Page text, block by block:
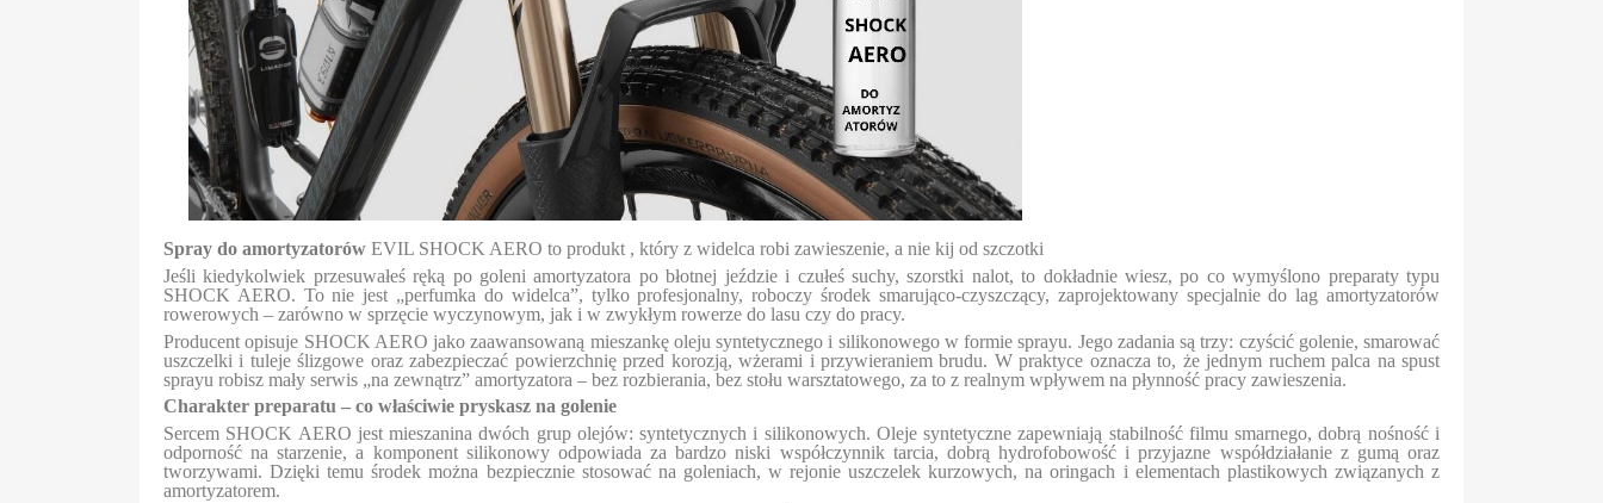
Spray do amortyzatorów EVIL SHOCK AERO to produkt , który z widelca robi zawieszenie, a nie kij od szczotki
Jeśli kiedykolwiek przesuwałeś ręką po goleni amortyzatora po błotnej jeździe i czułeś suchy, szorstki nalot, to dokładnie wiesz, po co wymyślono preparaty typu
SHOCK AERO. To nie jest „perfumka do widelca”, tylko profesjonalny, roboczy środek smarująco-czyszczący, zaprojektowany specjalnie do lag amortyzatorów
rowerowych – zarówno w sprzęcie wyczynowym, jak i w zwykłym rowerze do lasu czy do pracy.
Producent opisuje SHOCK AERO jako zaawansowaną mieszankę oleju syntetycznego i silikonowego w formie sprayu. Jego zadania są trzy: czyścić golenie, smarować
uszczelki i tuleje ślizgowe oraz zabezpieczać powierzchnię przed korozją, wżerami i przywieraniem brudu. W praktyce oznacza to, że jednym ruchem palca na spust
sprayu robisz mały serwis „na zewnątrz” amortyzatora – bez rozbierania, bez stołu warsztatowego, za to z realnym wpływem na płynność pracy zawieszenia.
Charakter preparatu – co właściwie pryskasz na golenie
Sercem SHOCK AERO jest mieszanina dwóch grup olejów: syntetycznych i silikonowych. Oleje syntetyczne zapewniają stabilność filmu smarnego, dobrą nośność i
odporność na starzenie, a komponent silikonowy odpowiada za bardzo niski współczynnik tarcia, dobrą hydrofobowość i przyjazne współdziałanie z gumą oraz
tworzywami. Dzięki temu środek można bezpiecznie stosować na goleniach, w rejonie uszczelek kurzowych, na oringach i elementach plastikowych związanych z
amortyzatorem.